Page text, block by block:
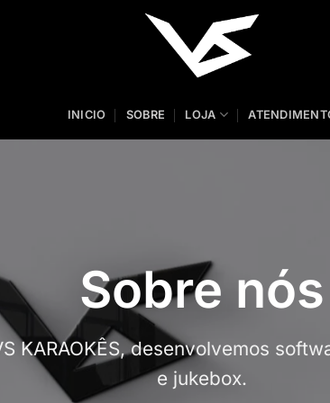
INICIO SOBRE LOJA
Sobre nós
KARAOKÊS, desenvolvemos
e jukebox.